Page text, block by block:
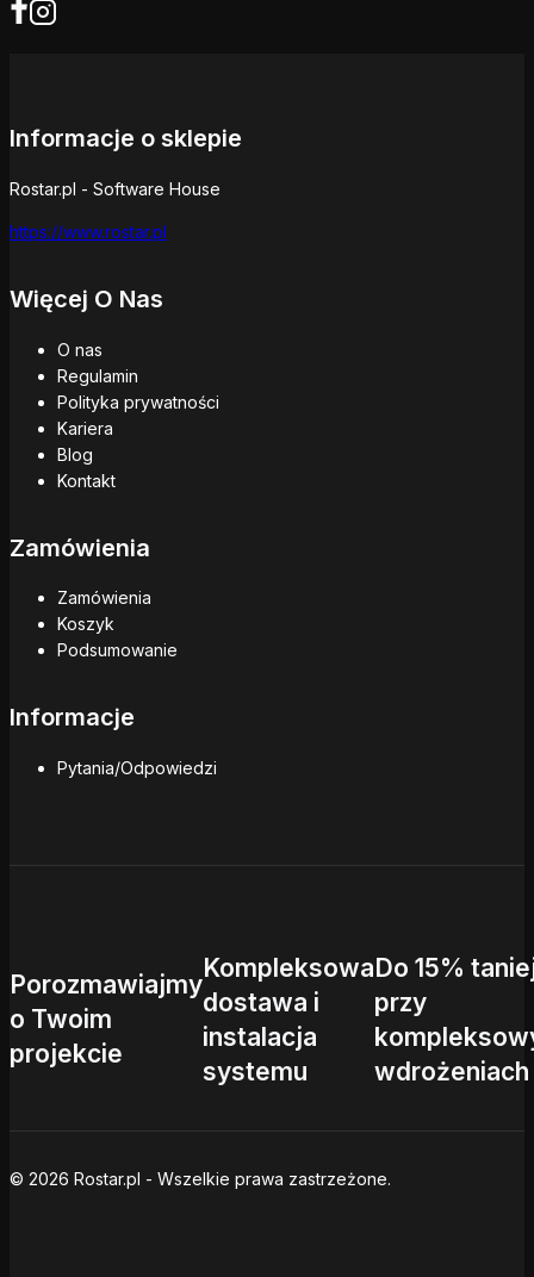
Informacje o sklepie
Rostar.pl - Software House
https://www.rostar.pl
Więcej O Nas
O nas
Regulamin
Polityka prywatności
Kariera
Blog
Kontakt
Zamówienia
Zamówienia
Koszyk
Podsumowanie
Informacje
Pytania/Odpowiedzi
Porozmawiajmy
o Twoim
projekcie
Kompleksowa
dostawa i
instalacja
systemu
Do 15%
przy
wdrożeniach
© 2026 Rostar.pl - Wszelkie prawa zastrzeżone.